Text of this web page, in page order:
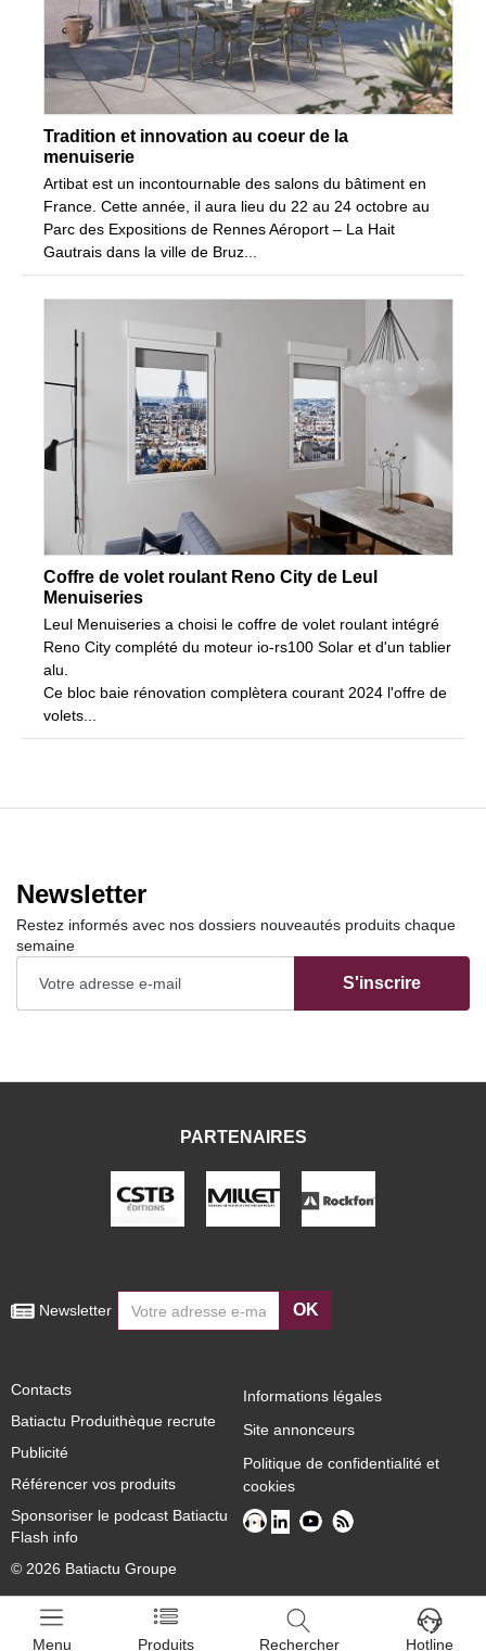
Menu Produits Rechercher Hotline
Tradition et innovation au coeur de la
menuiserie
Artibat est un incontournable des salons du bâtiment en
France. Cette année, il aura lieu du 22 au 24 octobre au
Parc des Expositions de Rennes Aéroport – La Hait
Gautrais dans la ville de Bruz...
Coffre de volet roulant Reno City de Leul
Menuiseries
Leul Menuiseries a choisi le coffre de volet roulant intégré
Reno City complété du moteur io-rs100 Solar et d'un tablier
alu.
Ce bloc baie rénovation complètera courant 2024 l'offre de
volets...
Newsletter
Restez informés avec nos dossiers nouveautés produits chaque
semaine
S'inscrire
PARTENAIRES
Newsletter OK
Contacts
Batiactu Produithèque recrute
Publicité
Référencer vos produits
Sponsoriser le podcast Batiactu
Flash info
© 2026 Batiactu Groupe
Informations légales
Site annonceurs
Politique de confidentialité et
cookies